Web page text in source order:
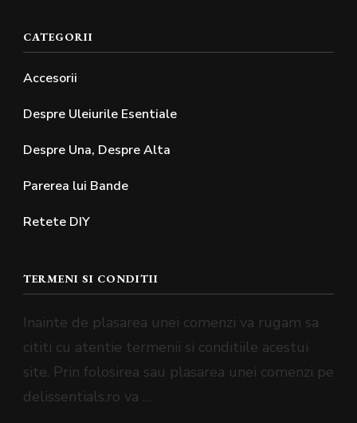
CATEGORII
Accesorii
Despre Uleiurile Esentiale
Despre Una, Despre Alta
Parerea lui Bande
Retete DIY
TERMENI SI CONDITII
Inainte de plasarea unei comenzi va rugam sa
cititi cu atentie termenii si conditiile acestui
site. Prin folosirea sau plasarea unei comenzi pe
delissentials.ro va …